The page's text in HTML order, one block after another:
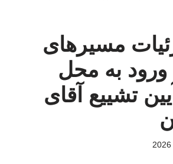
مسیرهای
ورود به محل
تشییع آقای